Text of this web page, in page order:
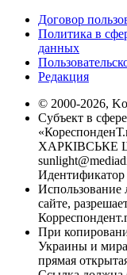
Договор
Политика в
данных
Редакция
© 2000-2026,
Субъект в
ХАРКІВСЬКЕ
сайте,
При
Украины и
прямая